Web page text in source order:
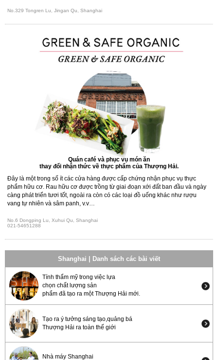
No.329 Tongren Lu, Jingan Qu, Shanghai
Quán café và phục vụ món ăn
thay đổi nhận thức về thực phẩm của Thượng Hải.
Đây là một trong số ít các cửa hàng được cấp chứng nhận phục vụ thực
phẩm hữu cơ. Rau hữu cơ được trồng từ giai đoạn xới đất ban đầu và ngày
càng phát triển tươi tốt, ngoài ra còn có các loại đồ uống khác như rượu
vang tự nhiên và sâm panh, v.v…
No.6 Dongping Lu, Xuhui Qu, Shanghai
021-54651288
Shanghai | Danh sách các bài viết
Tính thẩm mỹ trong việc lựa
chọn chất lượng sản
phẩm đã tạo ra một Thượng Hải mới.
Tạo ra ý tưởng sáng tạo,quảng bá
Thượng Hải ra toàn thế giới
Nhà máy Shanghai